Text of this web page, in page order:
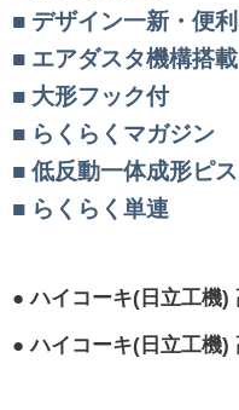
デザイン一新・便
エアダスタ機構搭載
大形フック付
らくらくマガジン
低反動一体成形ピ
らくらく単連
ハイコーキ(日立工機)
ハイコーキ(日立工機)